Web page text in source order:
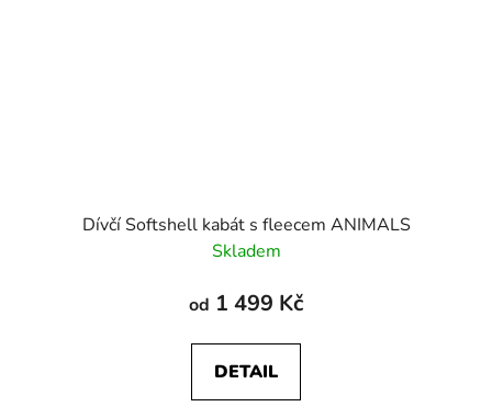
Dívčí Softshell kabát s fleecem ANIMALS
Skladem
od 1 499 Kč
DETAIL